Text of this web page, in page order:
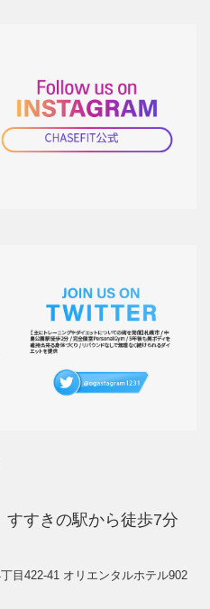
すきの駅から徒歩7分
目422-41 オリエンタルホテル902